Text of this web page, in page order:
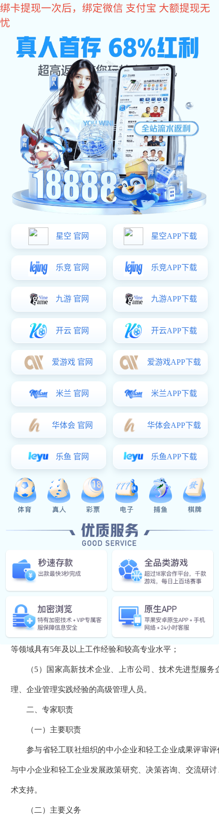
im电竞
关于im电竞 im电竞 动态 会员单位
关于征集2025年度山东省中小
各有关单位：
为进一步发挥专家在科技创新、项目评审、企业管理
动中小企业和轻工企业高质量发展，省轻工联社决定面向
企业梯度培育专家库。现将有关事项通知如下：
一、入库条件
专家库实行分类管理，分为产业技术类和经济管理类
遵守国家法律和社会公德，政治立场坚定；
2.具有良好的职业道德，作风严谨，能够独立、客观、
法规和政策规范；
4.身体健康，有足够时间和精力完成评审、评估、咨询
5.专家无学术道德问题，无不良社会信用记录，无犯罪
（二）专业条件
（1）作为负责人承担过市级及以上科技计划项目（课
（2 ）市级以上科技奖励主要获得者（排名前 ）；
（ ）拥有3 个及以上专利技术或入选各级人才计划的优
（4）创新型企业、科技型企业、高新技术企业、省级
经济管理类专家需长期从事管理决策等工作，且同时
（ ）规模以上企业负责人（企业董事长或总经理），
）具有副高级（含）以上职称（或取得相关高级资
（ 3）具备丰富科技行政管理或决策咨询经验的人员（
（ 4）作为项目（课题）负责人承担过国家级、省级、
等领域具有5年及以上工作经验和较高专业水平；
（5）国家高新技术企业、上市公司、技术先进型服
理、企业管理实践经验的高级管理人员。
二、专家职责
（一）主要职责
参与省轻工联社组织的中小企业和轻工企业成果评审
与中小企业和轻工企业发展政策研究、决策咨询、交流研
术支持。
（二）主要义务